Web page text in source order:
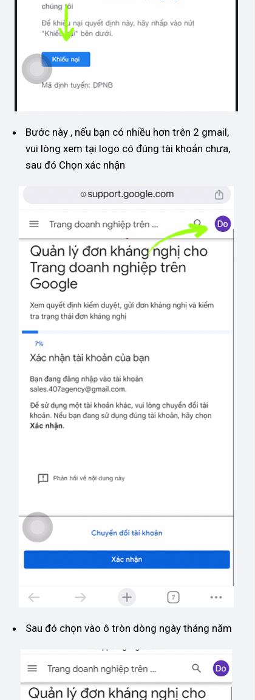
Bước này , nếu bạn có nhiều hơn trên 2 gmail,
vui lòng xem tại logo có đúng tài khoản chưa,
sau đó Chọn xác nhận
Sau đó chọn vào ô tròn dòng ngày tháng năm